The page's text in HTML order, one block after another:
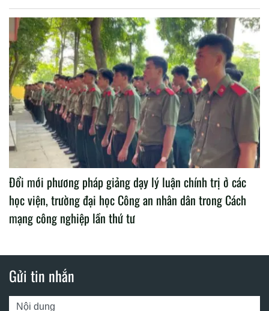
Đổi mới phương pháp giảng dạy lý luận chính trị ở các
học viện, trường đại học Công an nhân dân trong Cách
mạng công nghiệp lần thứ tư
Gửi tin nhắn